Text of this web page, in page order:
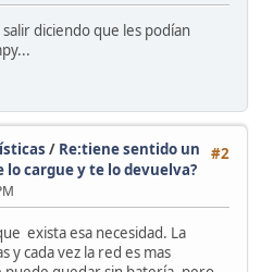
diciendo que les podían
#2
/ Re:tiene sentido un
lo cargue y te lo devuelva?
exista esa necesidad. La
y cada vez la red es mas